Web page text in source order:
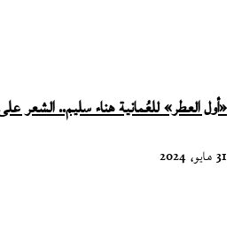
«أول العطر» للعُمانية هناء سليم.. الشعر
31 مايو، 2024